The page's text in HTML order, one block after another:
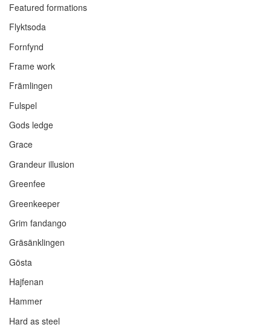
Featured formations
Flyktsoda
Fornfynd
Frame work
Främlingen
Fulspel
Gods ledge
Grace
Grandeur illusion
Greenfee
Greenkeeper
Grim fandango
Gräsänklingen
Gösta
Hajfenan
Hammer
Hard as steel